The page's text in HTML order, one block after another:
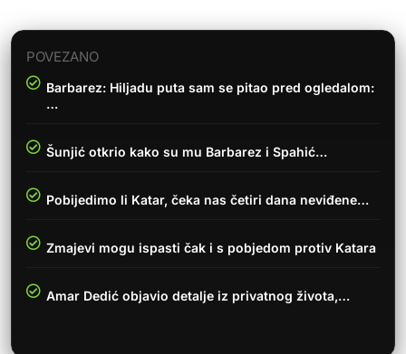
POVEZANO
Barbarez: Hiljadu puta sam se pitao pred ogledalom:
…
Šunjić otkrio kako su mu Barbarez i Spahić…
Pobijedimo li Katar, čeka nas četiri dana neviđene…
Zmajevi mogu ispasti čak i s pobjedom protiv Katara
Amar Dedić objavio detalje iz privatnog života,…